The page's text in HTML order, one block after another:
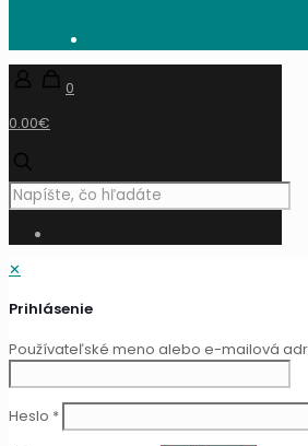
0
0.00€
✕
Prihlásenie
Používateľské meno alebo e-mailová
Heslo *